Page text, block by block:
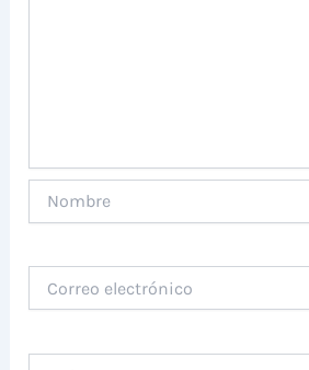
electrónico